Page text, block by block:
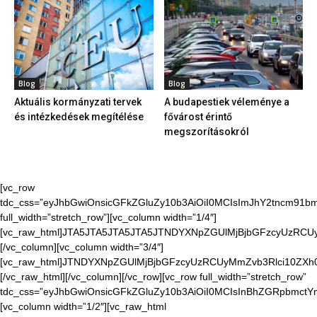
Blog
Aktuális kormányzati tervek
és intézkedések megítélése
Blog
A budapestiek véleménye a
fővárost érintő
megszorításokról
[vc_row
full_width=”stretch_row”][vc_column width=”1/4″]
[/vc_column][vc_column width=”3/4″]
[/vc_raw_html][/vc_column][/vc_row][vc_row full_width=”stretch_row”
[vc_column width=”1/2″][vc_raw_html